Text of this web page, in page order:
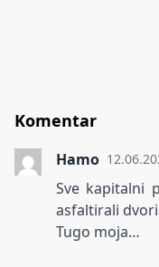
Komentar
Hamo
Sve kapitalni
asfaltirali
Tugo moja…